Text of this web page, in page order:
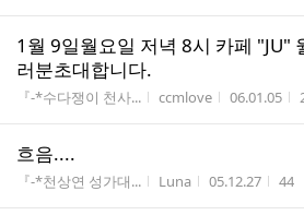
1월 9일월요일 저녁 8시 카페 "JU"
러분초대합니다.
게시판명
『-*수다쟁이 천사... 작성자
ccmlove 작성시간
06.01.05
흐음....
게시판명
『-*천상연 성가대... 작성자
Luna 작성시간
05.12.27 조회
44